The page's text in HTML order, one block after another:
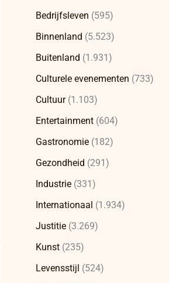
Bedrijfsleven (595)
Binnenland (5.523)
Buitenland (1.931)
Culturele evenementen (733)
Cultuur(1.103)
Entertainment (604)
Gastronomie (182)
Gezondheid (291)
Industrie (331)
Internationaal (1.934)
Justitie (3.269)
Kunst (235)
Levensstijl (524)